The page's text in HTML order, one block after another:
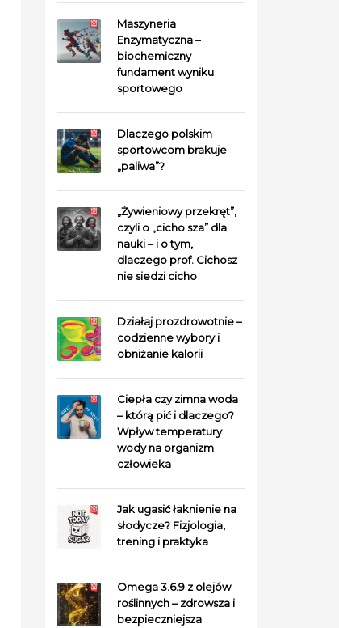
Maszyneria
Enzymatyczna –
biochemiczny
fundament wyniku
sportowego
Dlaczego polskim
sportowcom brakuje
„paliwa”?
„Żywieniowy przekręt”,
czyli o „cicho sza” dla
nauki – i o tym,
dlaczego prof. Cichosz
nie siedzi cicho
Działaj prozdrowotnie –
codzienne wybory i
obniżanie kalorii
Ciepła czy zimna woda
– którą pić i dlaczego?
Wpływ temperatury
wody na organizm
człowieka
Jak ugasić łaknienie na
słodycze? Fizjologia,
trening i praktyka
Omega 3.6.9 z olejów
roślinnych – zdrowsza i
bezpieczniejsza